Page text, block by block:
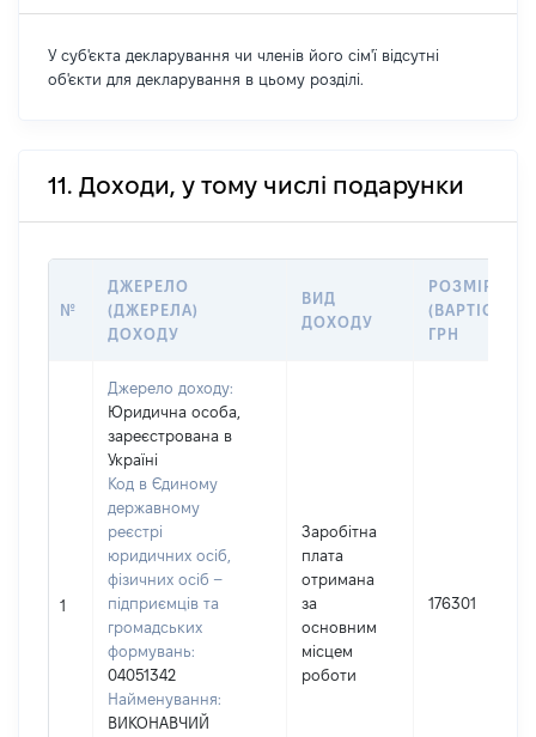
У суб'єкта декларування чи членів його сім'ї відсутні
об'єкти для декларування в цьому розділі.
11. Доходи, у тому числі подарунки
№
ДЖЕРЕЛО
(ДЖЕРЕЛА)
ДОХОДУ
ВИД
ДОХОДУ
РОЗМІР
(ВАРТІСТЬ),
ГРН
1
Джерело доходу:
Юридична особа,
зареєстрована в
Україні
Код в Єдиному
державному
реєстрі
юридичних осіб,
фізичних осіб –
підприємців та
громадських
формувань:
04051342
Найменування:
ВИКОНАВЧИЙ
Заробітна
плата
отримана
за
основним
місцем
роботи
176301